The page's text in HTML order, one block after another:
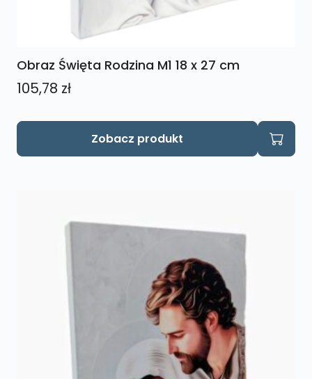
Obraz Święta Rodzina M1 18 x 27 cm
105,78 zł
Zobacz produkt